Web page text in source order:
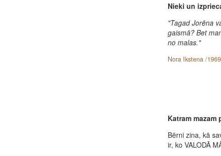
Nieki un
"Tagad Jorēna
gaismā? Bet
no malas."
Nora Ikstena /
Katram mazam
Bērni zina, kā
ir, ko VALODĀ